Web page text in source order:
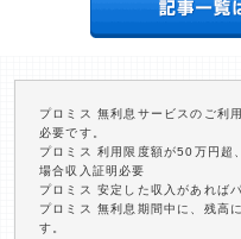
プロミス 無利息サービスのご利
必要です。
プロミス 利用限度額が50万円超
場合収入証明必要
プロミス 安定した収入があれば
プロミス 無利息期間中に、残高
す。